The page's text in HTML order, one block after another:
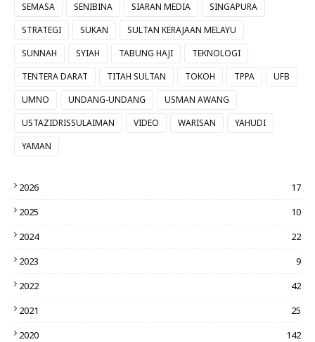
SEMASA
SENIBINA SIARAN MEDIA
SINGAPURA
STRATEGI
SUKAN
SULTAN KERAJAAN MELAYU
SUNNAH
SYIAH TABUNG HAJI
TEKNOLOGI
TENTERA DARAT
TITAH SULTAN TOKOH TPPA
UFB
UMNO
UNDANG-UNDANG
USMAN AWANG
USTAZIDRISSULAIMAN
VIDEO WARISAN
YAHUDI
YAMAN
2026
17
2025
10
2024
22
2023
9
2022
42
2021
25
2020
142